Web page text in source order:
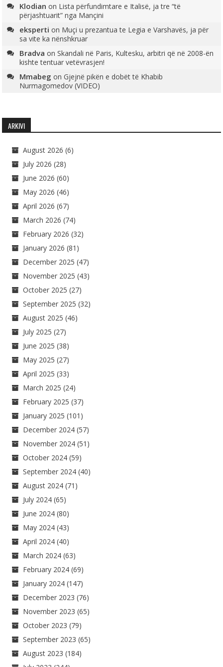
Klodian on Lista përfundimtare e Italisë, ja tre “të
përjashtuarit” nga Mançini
eksperti on Muçi u prezantua te Legia e Varshavës, ja për
sa vite ka nënshkruar
Bradva onSkandali në Paris, Kultesku, arbitri që në 2008-ën
kishte tentuar vetëvrasjen!
Mmabeg onGjejnë pikën e dobët të Khabib
Nurmagomedov (VIDEO)
ARKIVI
August 2026 (6)
July 2026 (28)
June 2026 (60)
May 2026 (46)
April 2026 (67)
March 2026 (74)
February 2026 (32)
January 2026 (81)
December 2025 (47)
November 2025 (43)
October 2025 (27)
September 2025 (32)
August 2025 (46)
July 2025 (27)
June 2025 (38)
May 2025 (27)
April 2025 (33)
March 2025 (24)
February 2025 (37)
January 2025 (101)
December 2024 (57)
November 2024 (51)
October 2024 (59)
September 2024 (40)
August 2024 (71)
July 2024 (65)
June 2024 (80)
May 2024 (43)
April 2024 (40)
March 2024 (63)
February 2024 (69)
January 2024 (147)
December 2023 (76)
November 2023 (65)
October 2023 (79)
September 2023 (65)
August 2023 (184)